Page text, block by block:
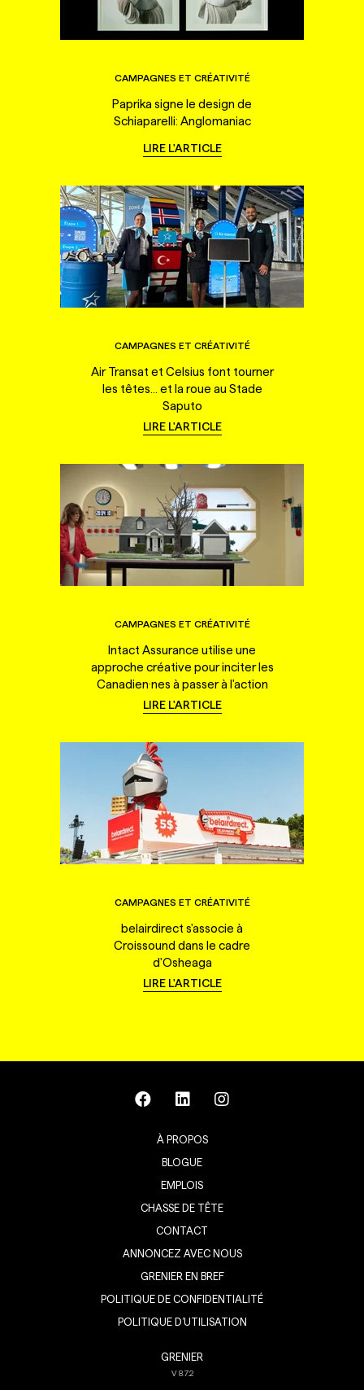
CAMPAGNES ET CRÉATIVITÉ
Paprika signe le design de
Schiaparelli: Anglomaniac
LIRE L'ARTICLE
CAMPAGNES ET CRÉATIVITÉ
Air Transat et Celsius font tourner
les têtes... et la roue au Stade
Saputo
LIRE L'ARTICLE
CAMPAGNES ET CRÉATIVITÉ
Intact Assurance utilise une
approche créative pour inciter les
Canadien·nes à passer à l'action
LIRE L'ARTICLE
CAMPAGNES ET CRÉATIVITÉ
belairdirect s'associe à
Croissound dans le cadre
d'Osheaga
LIRE L'ARTICLE
À PROPOS
BLOGUE
EMPLOIS
CHASSE DE TÊTE
CONTACT
ANNONCEZ AVEC NOUS
GRENIER EN BREF
POLITIQUE DE CONFIDENTIALITÉ
POLITIQUE D’UTILISATION
GRENIER
V8.7.2